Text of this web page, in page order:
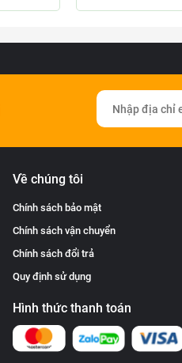
Về chúng tôi
Chính sách bảo mật
Chính sách vận chuyển
Chính sách đổi trả
Quy định sử dụng
Hình thức thanh toán